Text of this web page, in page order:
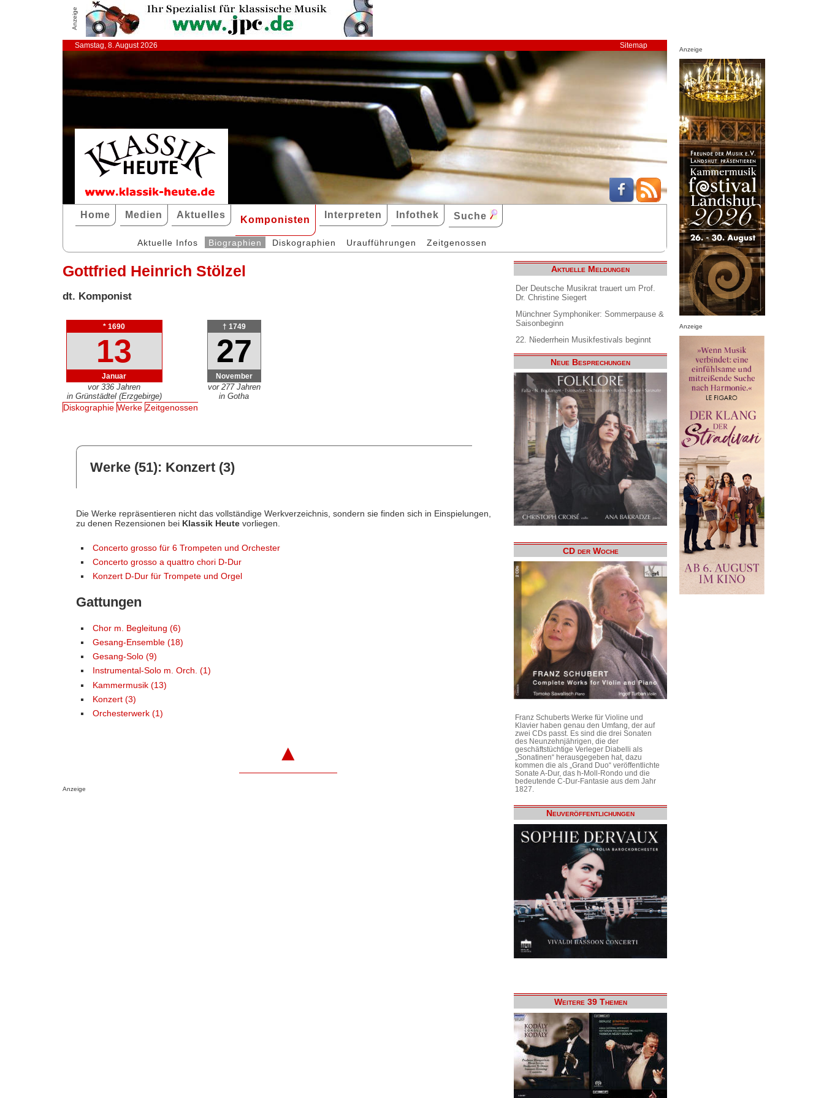
Anzeige
Samstag, 8. August 2026 Sitemap
Home Medien Aktuelles Komponisten Interpreten Infothek Suche
Aktuelle Infos Biographien Diskographien Uraufführungen Zeitgenossen
Gottfried Heinrich Stölzel
dt. Komponist
* 1690
13
Januar
vor 336 Jahren
in Grünstädtel (Erzgebirge)
† 1749
27
November
vor 277 Jahren
in Gotha
Diskographie Werke Zeitgenossen
Werke (51): Konzert (3)
Die Werke repräsentieren nicht das vollständige Werkverzeichnis, sondern sie finden sich in Einspielungen,
zu denen Rezensionen bei Klassik Heutevorliegen.
Concerto grosso für 6 Trompeten und Orchester
Concerto grosso a quattro chori D-Dur
Konzert D-Dur für Trompete und Orgel
Gattungen
Chor m. Begleitung (6)
Gesang-Ensemble (18)
Gesang-Solo (9)
Instrumental-Solo m. Orch. (1)
Kammermusik (13)
Konzert (3)
Orchesterwerk (1)
▲
Anzeige
Aktuelle Meldungen
Der Deutsche Musikrat trauert um Prof.
Dr. Christine Siegert
Münchner Symphoniker: Sommerpause &
Saisonbeginn
22. Niederrhein Musikfestivals beginnt
Neue Besprechungen
CD der Woche
Franz Schuberts Werke für Violine und
Klavier haben genau den Umfang, der auf
zwei CDs passt. Es sind die drei Sonaten
des Neunzehnjährigen, die der
geschäftstüchtige Verleger Diabelli als
„Sonatinen“ herausgegeben hat, dazu
kommen die als „Grand Duo“ veröffentlichte
Sonate A-Dur, das h-Moll-Rondo und die
bedeutende C-Dur-Fantasie aus dem Jahr
1827.
Neuveröffentlichungen
Weitere 39 Themen
Anzeige
Anzeige